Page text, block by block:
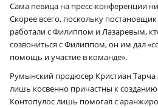
Сама певица на пресс-конференции
Скорее всего, поскольку
работали с Филиппом и Лазаревым,
созвониться с Филиппом, он им дал
помощь и участие в команде».
Румынский продюсер Кристиан Тарча
лишь косвенно причастны к
Контопулос лишь помогал с